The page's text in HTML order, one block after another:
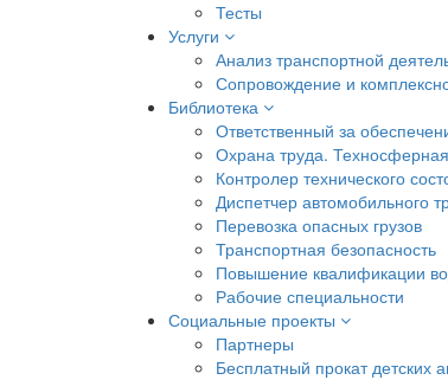
Тесты
Услуги
Анализ транспортной
Сопровождение и
Библиотека
Ответственный за
Охрана труда.
Контролер технического
Диспетчер автомобильного
Перевозка опасных грузов
Транспортная безопасность
Повышение квалификации
Рабочие специальности
Социальные проекты
Партнеры
Бесплатный прокат детских